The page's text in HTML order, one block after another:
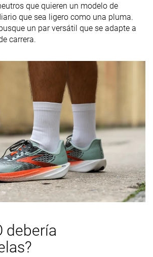
antepié
Talón
Medio/antepié
Medio/
bien
Pequeña
Decente
Alta
Buena
que quieren un modelo de
que sea ligero como una pluma.
un par versátil que se adapte a
carrera.
debería